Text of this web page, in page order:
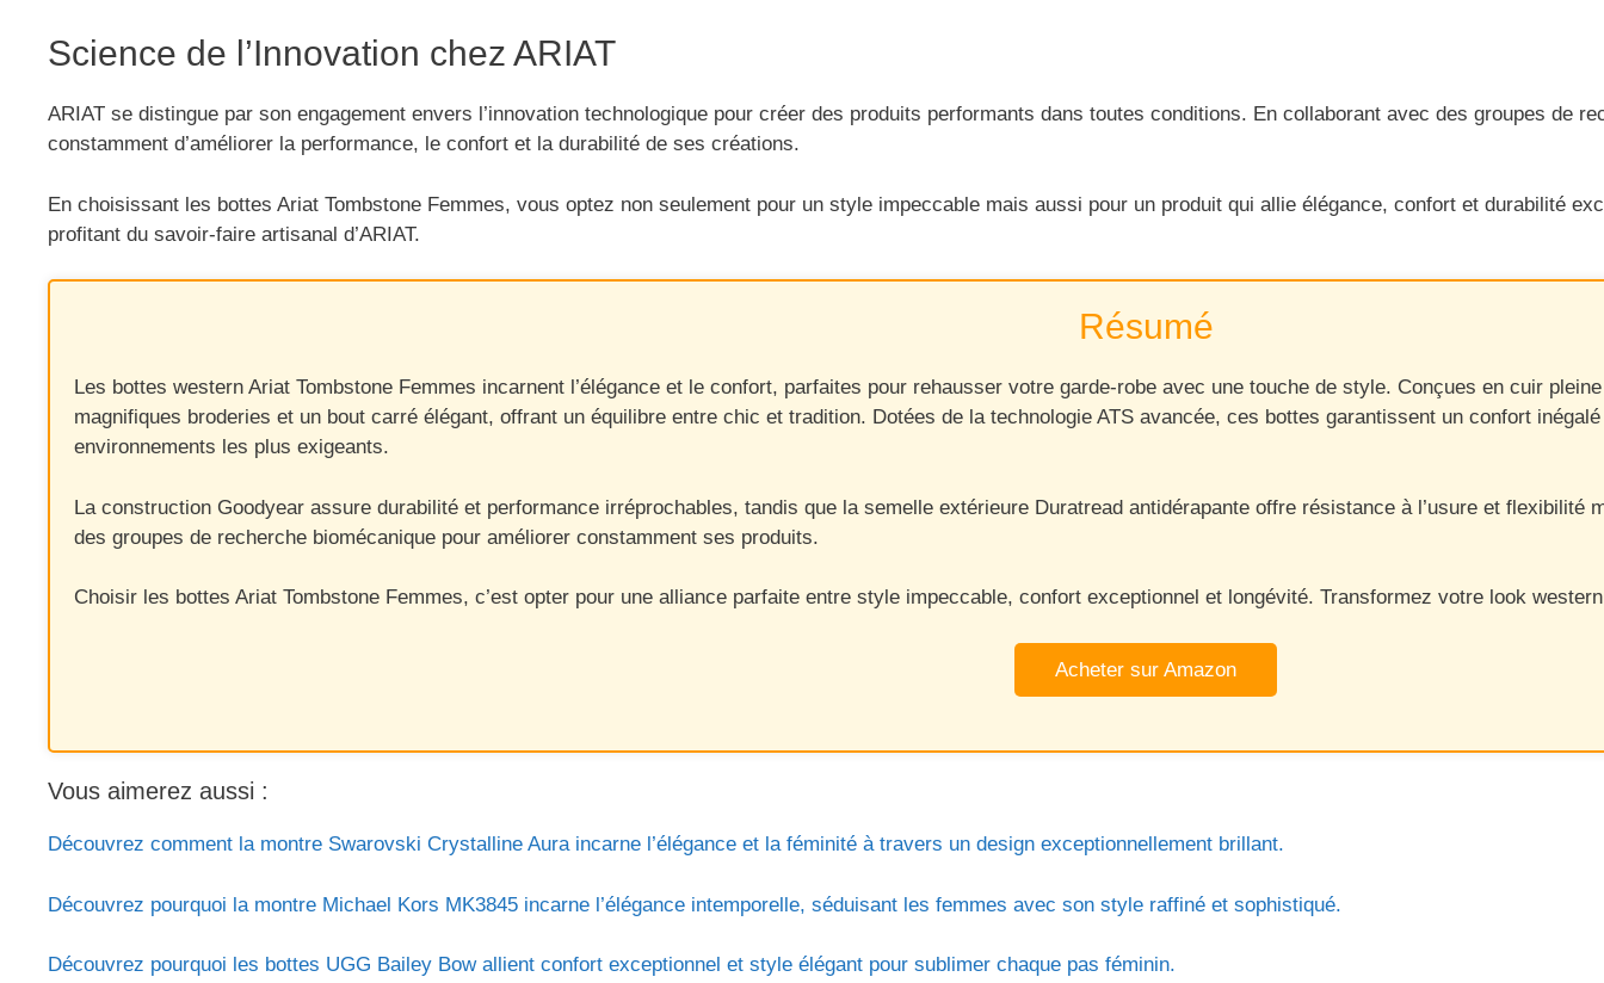
Science de l’Innovation chez ARIAT
ARIAT se distingue par son engagement envers l’innovation technologique pour créer des produits performants dans toutes conditions. En collaborant avec des groupes de
constamment d’améliorer la performance, le confort et la durabilité de ses créations.
En choisissant les bottes Ariat Tombstone Femmes, vous optez non seulement pour un style impeccable mais aussi pour un produit qui allie élégance, confort et durabilité
profitant du savoir-faire artisanal d’ARIAT.
Résumé
Les bottes western Ariat Tombstone Femmes incarnent l’élégance et le confort, parfaites pour rehausser votre garde-robe avec une touche de style. Conçues en cuir
magnifiques broderies et un bout carré élégant, offrant un équilibre entre chic et tradition. Dotées de la technologie ATS avancée, ces bottes garantissent un confort
environnements les plus exigeants.
La construction Goodyear assure durabilité et performance irréprochables, tandis que la semelle extérieure Duratread antidérapante offre résistance à l’usure et flexibilité
des groupes de recherche biomécanique pour améliorer constamment ses produits.
Choisir les bottes Ariat Tombstone Femmes, c’est opter pour une alliance parfaite entre style impeccable, confort exceptionnel et longévité. Transformez votre look western
Acheter sur Amazon
Vous aimerez aussi :
Découvrez comment la montre Swarovski Crystalline Aura incarne l’élégance et la féminité à travers un design exceptionnellement brillant.
Découvrez pourquoi la montre Michael Kors MK3845 incarne l’élégance intemporelle, séduisant les femmes avec son style raffiné et sophistiqué.
Découvrez pourquoi les bottes UGG Bailey Bow allient confort exceptionnel et style élégant pour sublimer chaque pas féminin.